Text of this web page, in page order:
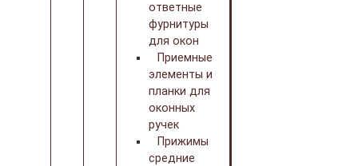
ответные
фурнитуры
для окон
Приемные
элементы и
планки для
оконных
ручек
Прижимы
средние